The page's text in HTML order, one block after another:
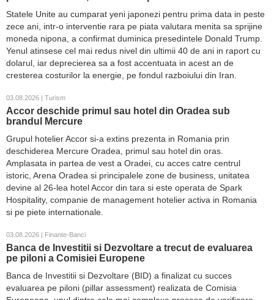
Statele Unite au cumparat yeni japonezi pentru prima data in peste
zece ani, intr-o interventie rara pe piata valutara menita sa sprijine
moneda nipona, a confirmat duminica presedintele Donald Trump.
Yenul atinsese cel mai redus nivel din ultimii 40 de ani in raport cu
dolarul, iar deprecierea sa a fost accentuata in acest an de
cresterea costurilor la energie, pe fondul razboiului din Iran.
03.08.2026 | Turism
Accor deschide primul sau hotel din Oradea sub
brandul Mercure
Grupul hotelier Accor si-a extins prezenta in Romania prin
deschiderea Mercure Oradea, primul sau hotel din oras.
Amplasata in partea de vest a Oradei, cu acces catre centrul
istoric, Arena Oradea si principalele zone de business, unitatea
devine al 26-lea hotel Accor din tara si este operata de Spark
Hospitality, companie de management hotelier activa in Romania
si pe piete internationale.
03.08.2026 | Finante-Banci
Banca de Investitii si Dezvoltare a trecut de evaluarea
pe piloni a Comisiei Europene
Banca de Investitii si Dezvoltare (BID) a finalizat cu succes
evaluarea pe piloni (pillar assessment) realizata de Comisia